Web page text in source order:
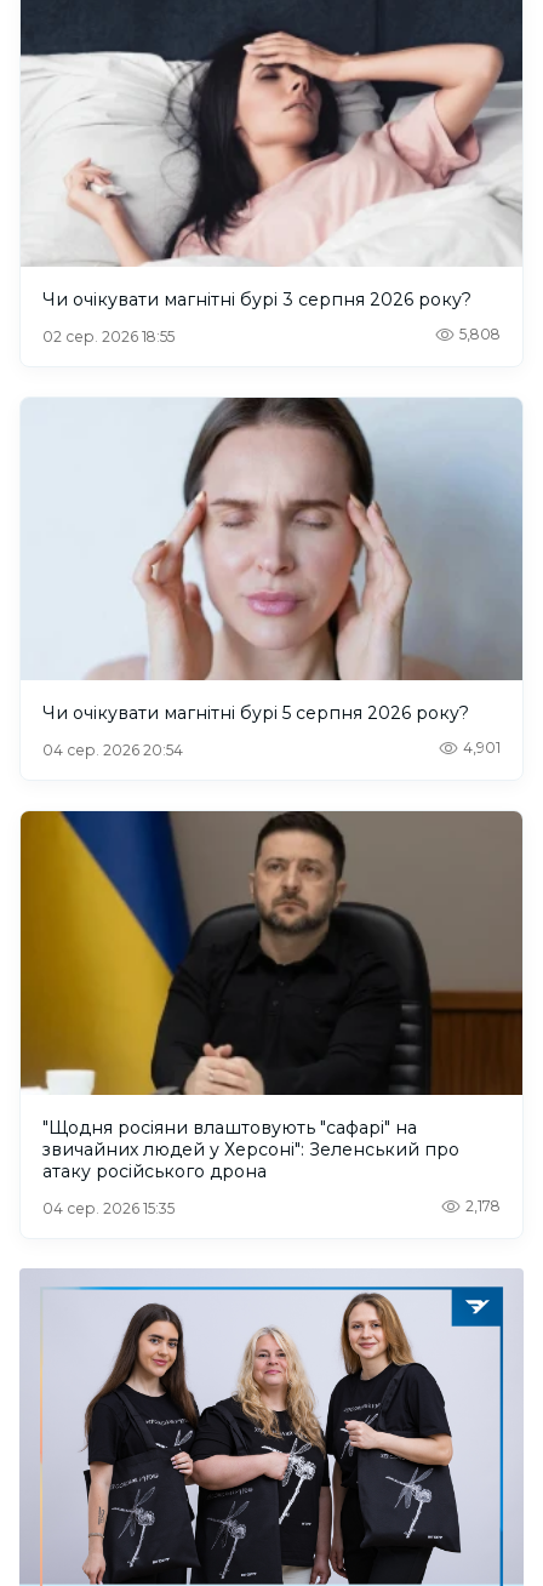
Чи очікувати магнітні бурі 3 серпня 2026 року?
02 сер. 2026 18:55 5,808
Чи очікувати магнітні бурі 5 серпня 2026 року?
04 сер. 2026 20:54 4,901
"Щодня росіяни влаштовують "сафарі" на
звичайних людей у Херсоні": Зеленський про
атаку російського дрона
04 сер. 2026 15:35 2,178